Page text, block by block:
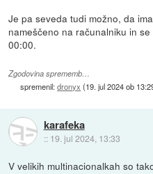
Je pa seveda tudi možno, da
nameščeno na računalniku in
00:00.
Zgodovina sprememb…
spremenil:dronyx (19. jul 2024 ob
karafeka
:: 19. jul 2024, 13:33
V velikih multinacionalkah so